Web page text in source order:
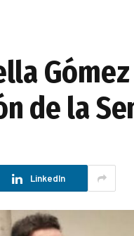
de la
LinkedIn